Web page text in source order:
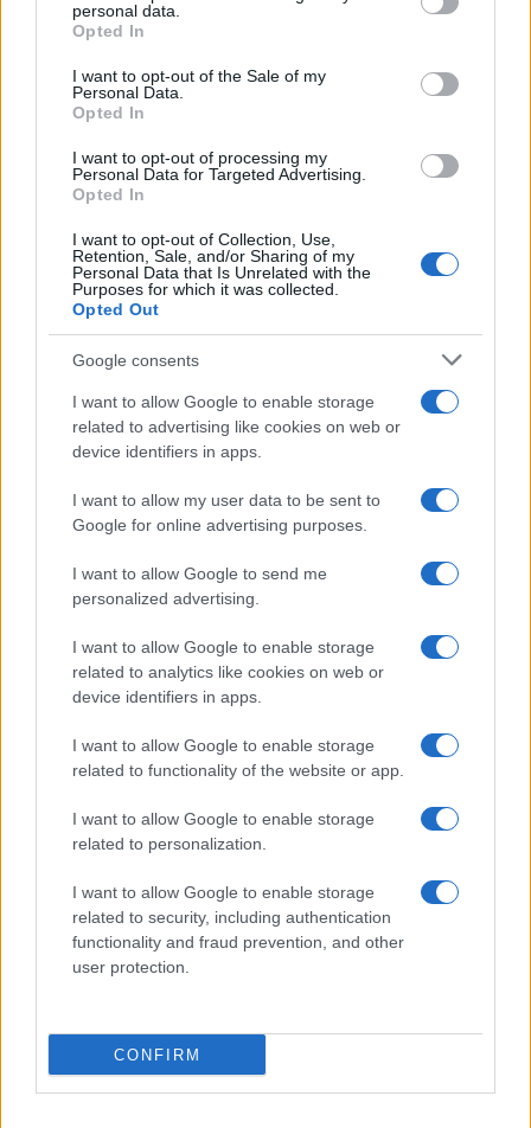
grant or deny consent to Google and its third-party tags to
use your data for below specified purposes in below Google
consent section.
personal data.
Opted In
I want to opt-out of the Sale of my
Personal Data.
Opted In
I want to opt-out of processing my
Personal Data for Targeted Advertising.
Opted In
I want to opt-out of Collection, Use,
Retention, Sale, and/or Sharing of my
Personal Data that Is Unrelated with the
Purposes for which it was collected.
Opted Out
Google consents
I want to allow Google to enable storage
related to advertising like cookies on web or
device identifiers in apps.
I want to allow my user data to be sent to
Google for online advertising purposes.
I want to allow Google to send me
personalized advertising.
I want to allow Google to enable storage
related to analytics like cookies on web or
device identifiers in apps.
I want to allow Google to enable storage
related to functionality of the website or app.
I want to allow Google to enable storage
related to personalization.
I want to allow Google to enable storage
related to security, including authentication
functionality and fraud prevention, and other
user protection.
CONFIRM
POTREBBE INTERESSARTI
Capitale ospiterà il villaggio
natalizio più grande d’Europa
Alla Galleria Giovanni XXIII arriva
l’autovelox. Multe per chi supera
il limite. Dal 30 marzo
3 anni fa
ARTICOLI CORRELATI
Christmas World a Roma, la Capitale ospiterà il
villaggio natalizio più grande d’Europa
Alla Galleria Giovanni XXIII arriva l’autovelox. Multe
Audio Zaniolo, la ragazza coinvolta fa chiarezza sulle
voci